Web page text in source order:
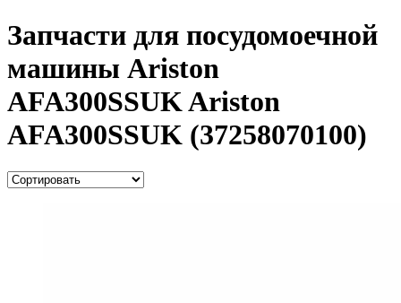
Запчасти для посудомоечной
машины Ariston
AFA300SSUK Ariston
AFA300SSUK (37258070100)